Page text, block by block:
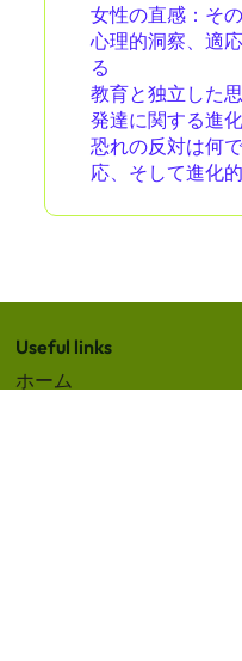
女性の直感：そ
心理的洞察、適
る
教育と独立した
発達に関する進
恐れの反対は何
応、そして進化
Useful links
ホーム